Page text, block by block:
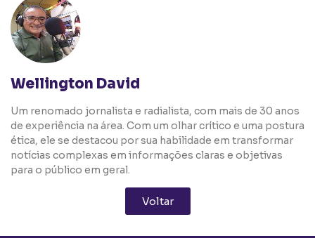
Wellington David
Um renomado jornalista e radialista, com mais de 30 anos
de experiência na área. Com um olhar crítico e uma postura
ética, ele se destacou por sua habilidade em transformar
notícias complexas em informações claras e objetivas
para o público em geral.
Voltar